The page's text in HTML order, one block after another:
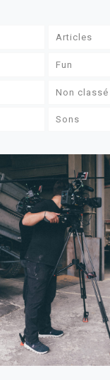
Articles
Fun
Non classé
Sons